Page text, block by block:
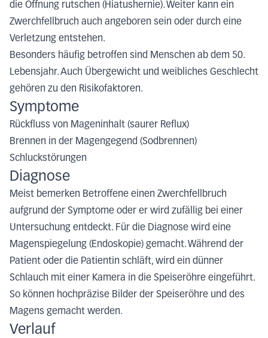
die Öffnung rutschen (Hiatushernie). Weiter kann ein
Zwerchfellbruch auch angeboren sein oder durch eine
Verletzung entstehen.
Besonders häufig betroffen sind Menschen ab dem 50.
Lebensjahr. Auch Übergewicht und weibliches Geschlecht
gehören zu den Risikofaktoren.
Symptome
Rückfluss von Mageninhalt (saurer Reflux)
Brennen in der Magengegend (Sodbrennen)
Schluckstörungen
Diagnose
Meist bemerken Betroffene einen Zwerchfellbruch
aufgrund der Symptome oder er wird zufällig bei einer
Untersuchung entdeckt. Für die Diagnose wird eine
Magenspiegelung (Endoskopie) gemacht. Während der
Patient oder die Patientin schläft, wird ein dünner
Schlauch mit einer Kamera in die Speiseröhre eingeführt.
So können hochpräzise Bilder der Speiseröhre und des
Magens gemacht werden.
Verlauf